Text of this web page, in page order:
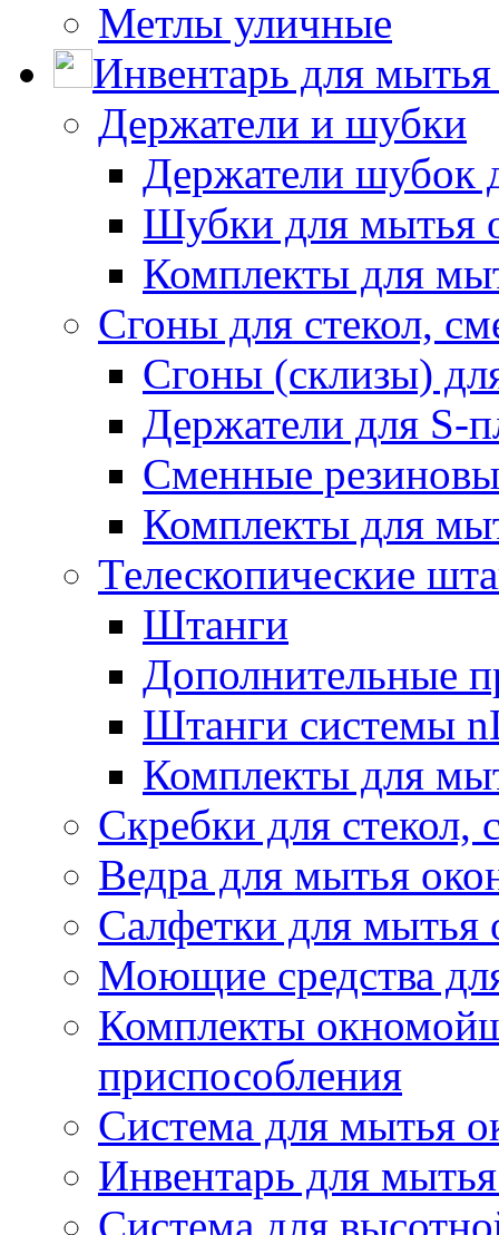
Метлы уличные
Инвентарь для мытья
Держатели и шубки
Держатели шубок
Шубки для мытья
Комплекты для
Сгоны для стекол,
Сгоны (склизы)
Держатели для S-
Сменные
Комплекты для
Телескопические
Штанги
Дополнительные
Штанги системы
Комплекты для
Скребки для стекол,
Ведра для мытья
Салфетки для мытья
Моющие средства
Комплекты
приспособления
Система для мытья
Инвентарь для
Система для